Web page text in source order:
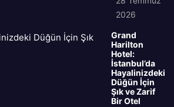
2026
Grand
Harilton
Hotel:
İstanbul’da
Hayalinizdeki
Düğün İçin
Şık ve Zarif
Bir Otel